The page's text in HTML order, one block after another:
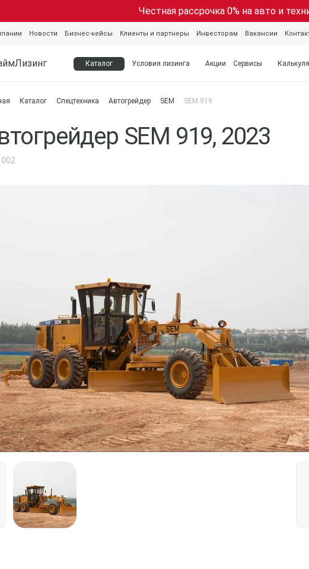
Честная рассрочка 0% на авто и
Новости Бизнес-кейсы Клиенты и партнеры Инвесторам Вакансии
Каталог Условия лизинга Акции Сервисы
Каталог Спецтехника Автогрейдер SEM SEM 919
SEM 919, 2023